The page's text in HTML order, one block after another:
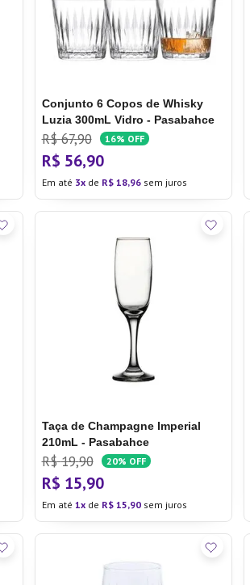
Conjunto 6 Copos de Whisky
Luzia 300mL Vidro - Pasabahce
R$ 67,90 16% OFF
R$ 56,90
Em até 3 de R$ 18,96sem juros
Taça de Champagne Imperial
210mL - Pasabahce
R$ 19,90 20% OFF
R$ 15,90
Em até 1 de R$ 15,90sem juros